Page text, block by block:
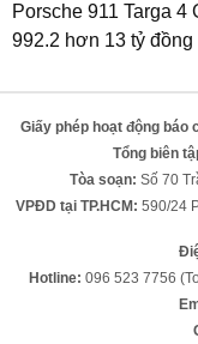
Porsche 911 Targa 4
992.2 hơn 13 tỷ đồng
Giấy phép hoạt động báo
Tổng biên
Tòa soạn: Số 70
VPĐD tại TP.HCM: 590/24
Hotline: 096 523 7756